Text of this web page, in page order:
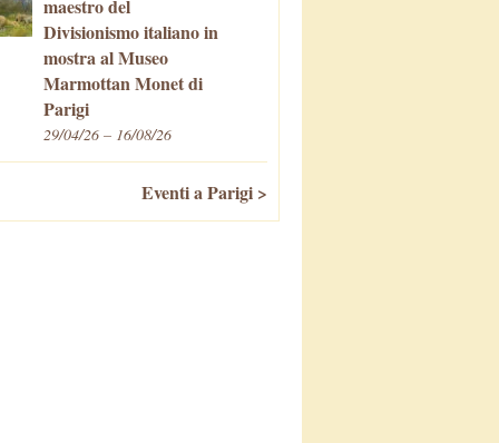
maestro del
Divisionismo italiano in
mostra al Museo
Marmottan Monet di
Parigi
29/04/26 – 16/08/26
Eventi a Parigi >